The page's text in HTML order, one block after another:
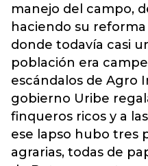
manejo del campo,
haciendo su
donde todavía casi
población era
escándalos de Agro
gobierno Uribe
finqueros ricos y a
ese lapso hubo tres
agrarias, todas de